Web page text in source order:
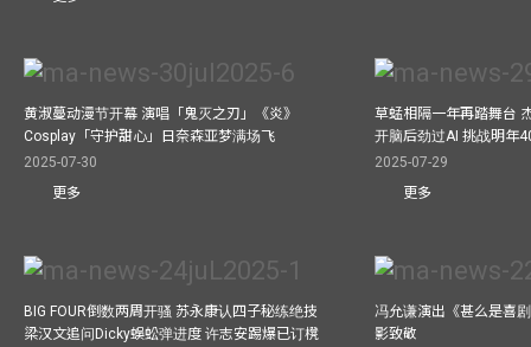
黄淑蔓动漫节开幕 演唱「鬼灭之刃」《炎》
Cosplay「守护甜心」日奈森亚梦满场飞
2025-07-30
更多
草蜢相隔一年再踏舞台
开脑后劲过AI 挑战明年
2025-07-29
更多
BIG FOUR倒数两周开骚 苏永康认四子秘练绝技
梁汉文追问Dicky蜈蚣弹进度 许志安踢爆已订櫈
冯允谦演出《甚么是喜
影致敬